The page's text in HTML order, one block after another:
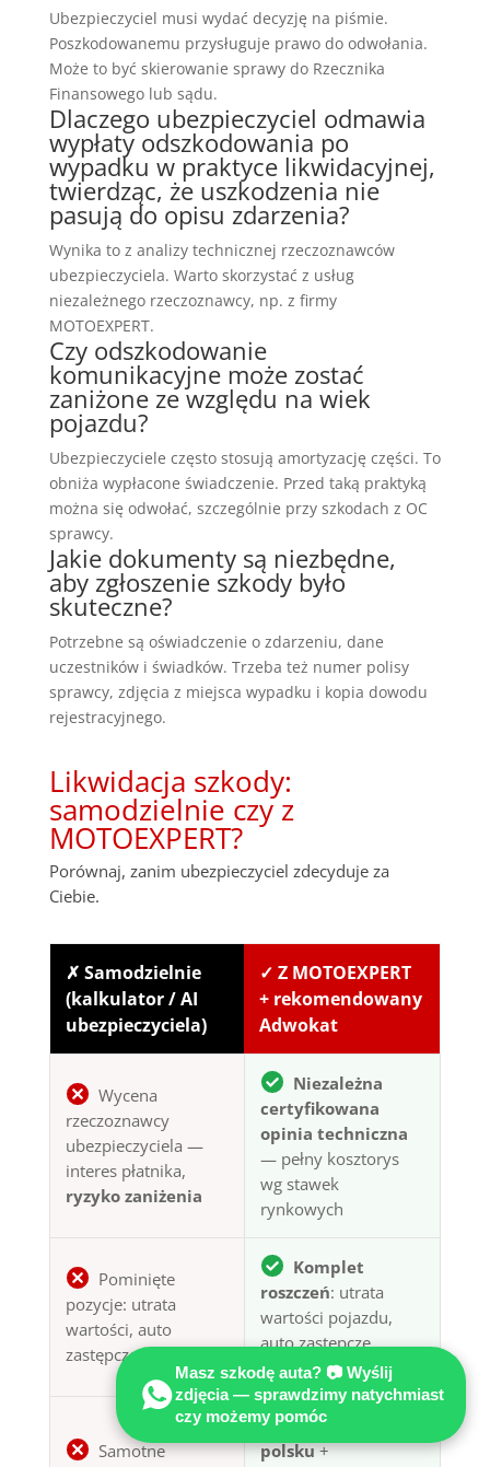
Ubezpieczyciel musi wydać decyzję na piśmie.
Poszkodowanemu przysługuje prawo do odwołania.
Może to być skierowanie sprawy do Rzecznika
Finansowego lub sądu.
Dlaczego ubezpieczyciel odmawia
wypłaty odszkodowania po
wypadku w praktyce likwidacyjnej,
twierdząc, że uszkodzenia nie
pasują do opisu zdarzenia?
Wynika to z analizy technicznej rzeczoznawców
ubezpieczyciela. Warto skorzystać z usług
niezależnego rzeczoznawcy, np. z firmy
MOTOEXPERT.
Czy odszkodowanie
komunikacyjne może zostać
zaniżone ze względu na wiek
pojazdu?
Ubezpieczyciele często stosują amortyzację części. To
obniża wypłacone świadczenie. Przed taką praktyką
można się odwołać, szczególnie przy szkodach z OC
sprawcy.
Jakie dokumenty są niezbędne,
aby zgłoszenie szkody było
skuteczne?
Potrzebne są oświadczenie o zdarzeniu, dane
uczestników i świadków. Trzeba też numer polisy
sprawcy, zdjęcia z miejsca wypadku i kopia dowodu
rejestracyjnego.
Likwidacja szkody:
samodzielnie czy z
MOTOEXPERT?
Porównaj, zanim ubezpieczyciel zdecyduje za
Ciebie.
✗ Samodzielnie
(kalkulator / AI
ubezpieczyciela)
✓ Z MOTOEXPERT
+ rekomendowany
Adwokat
Wycena
rzeczoznawcy
ubezpieczyciela —
interes płatnika,
ryzyko zaniżenia
Niezależna
certyfikowana
opinia techniczna
— pełny kosztorys
wg stawek
rynkowych
Pominięte
pozycje: utrata
wartości, auto
zastępcze, holowanie
Komplet
roszczeń: utrata
wartości pojazdu,
auto zastępcze,
koszty dodatkowe
Samotne
Obsługa po
polsku+
Masz szkodę auta? 📷 Wyślij
zdjęcia — sprawdzimy natychmiast
czy możemy pomóc